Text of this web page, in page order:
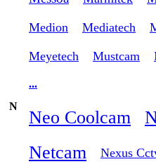
Medion Mediatech
Meyetech Mustcam
...
N
Neo Coolcam
Netcam
Nexus